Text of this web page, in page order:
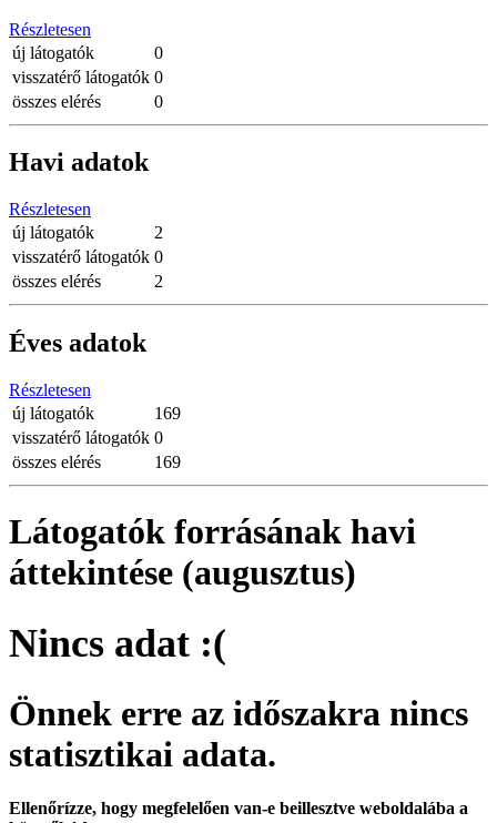
Részletesen
új látogatók
0
visszatérő látogatók 0
összes elérés
0
Havi adatok
Részletesen
új látogatók
2
visszatérő látogatók 0
összes elérés
2
Éves adatok
Részletesen
új látogatók
169
visszatérő látogatók 0
összes elérés
169
Látogatók forrásának havi
áttekintése (augusztus)
Nincs adat :(
Önnek erre az időszakra nincs
statisztikai adata.
Ellenőrízze, hogy megfelelően van-e beillesztve weboldalába a